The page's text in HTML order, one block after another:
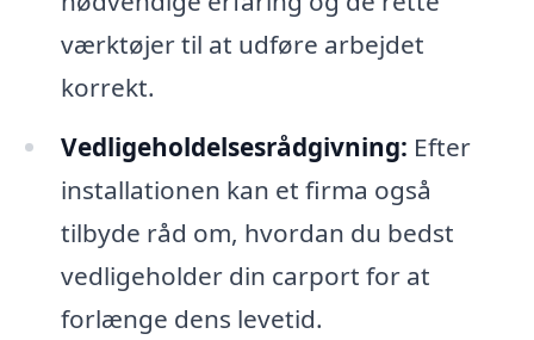
værktøjer til at udføre arbejdet
korrekt.
Vedligeholdelsesrådgivning: Efter
installationen kan et firma også
tilbyde råd om, hvordan du bedst
vedligeholder din carport for at
forlænge dens levetid.